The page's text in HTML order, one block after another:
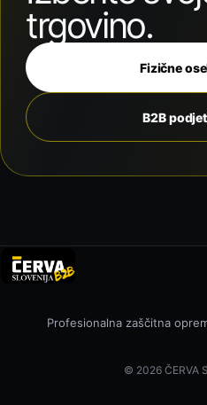
trgovino.
Fizične
B2B
Profesionalna zaščitna
© 2026 ČERVA